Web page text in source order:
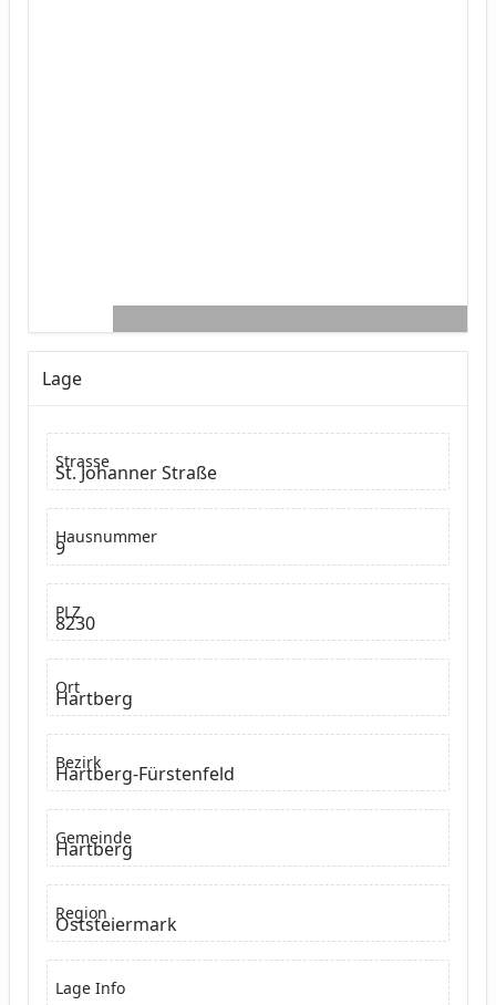
Lage
Strasse
St. Johanner Straße
Hausnummer
9
PLZ
8230
Ort
Hartberg
Bezirk
Hartberg-Fürstenfeld
Gemeinde
Hartberg
Region
Oststeiermark
Lage Info